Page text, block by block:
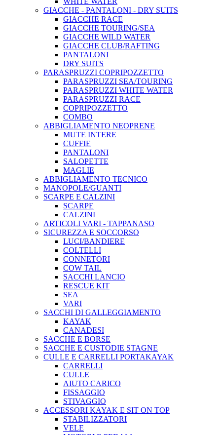
GIACCHE - PANTALONI - DRY SUITS
GIACCHE RACE
GIACCHE TOURING/SEA
GIACCHE WILD WATER
GIACCHE CLUB/RAFTING
PANTALONI
DRY SUITS
PARASPRUZZI COPRIPOZZETTO
PARASPRUZZI SEA/TOURING
PARASPRUZZI WHITE WATER
PARASPRUZZI RACE
COPRIPOZZETTO
COMBO
ABBIGLIAMENTO NEOPRENE
MUTE INTERE
CUFFIE
PANTALONI
SALOPETTE
MAGLIE
ABBIGLIAMENTO TECNICO
MANOPOLE/GUANTI
SCARPE E CALZINI
SCARPE
CALZINI
ARTICOLI VARI - TAPPANASO
SICUREZZA E SOCCORSO
LUCI/BANDIERE
COLTELLI
CONNETORI
COW TAIL
SACCHI LANCIO
RESCUE KIT
SEA
VARI
SACCHI DI GALLEGGIAMENTO
KAYAK
CANADESI
SACCHE E BORSE
SACCHE E CUSTODIE STAGNE
CULLE E CARRELLI PORTAKAYAK
CARRELLI
CULLE
AIUTO CARICO
FISSAGGIO
STIVAGGIO
ACCESSORI KAYAK E SIT ON TOP
STABILIZZATORI
VELE